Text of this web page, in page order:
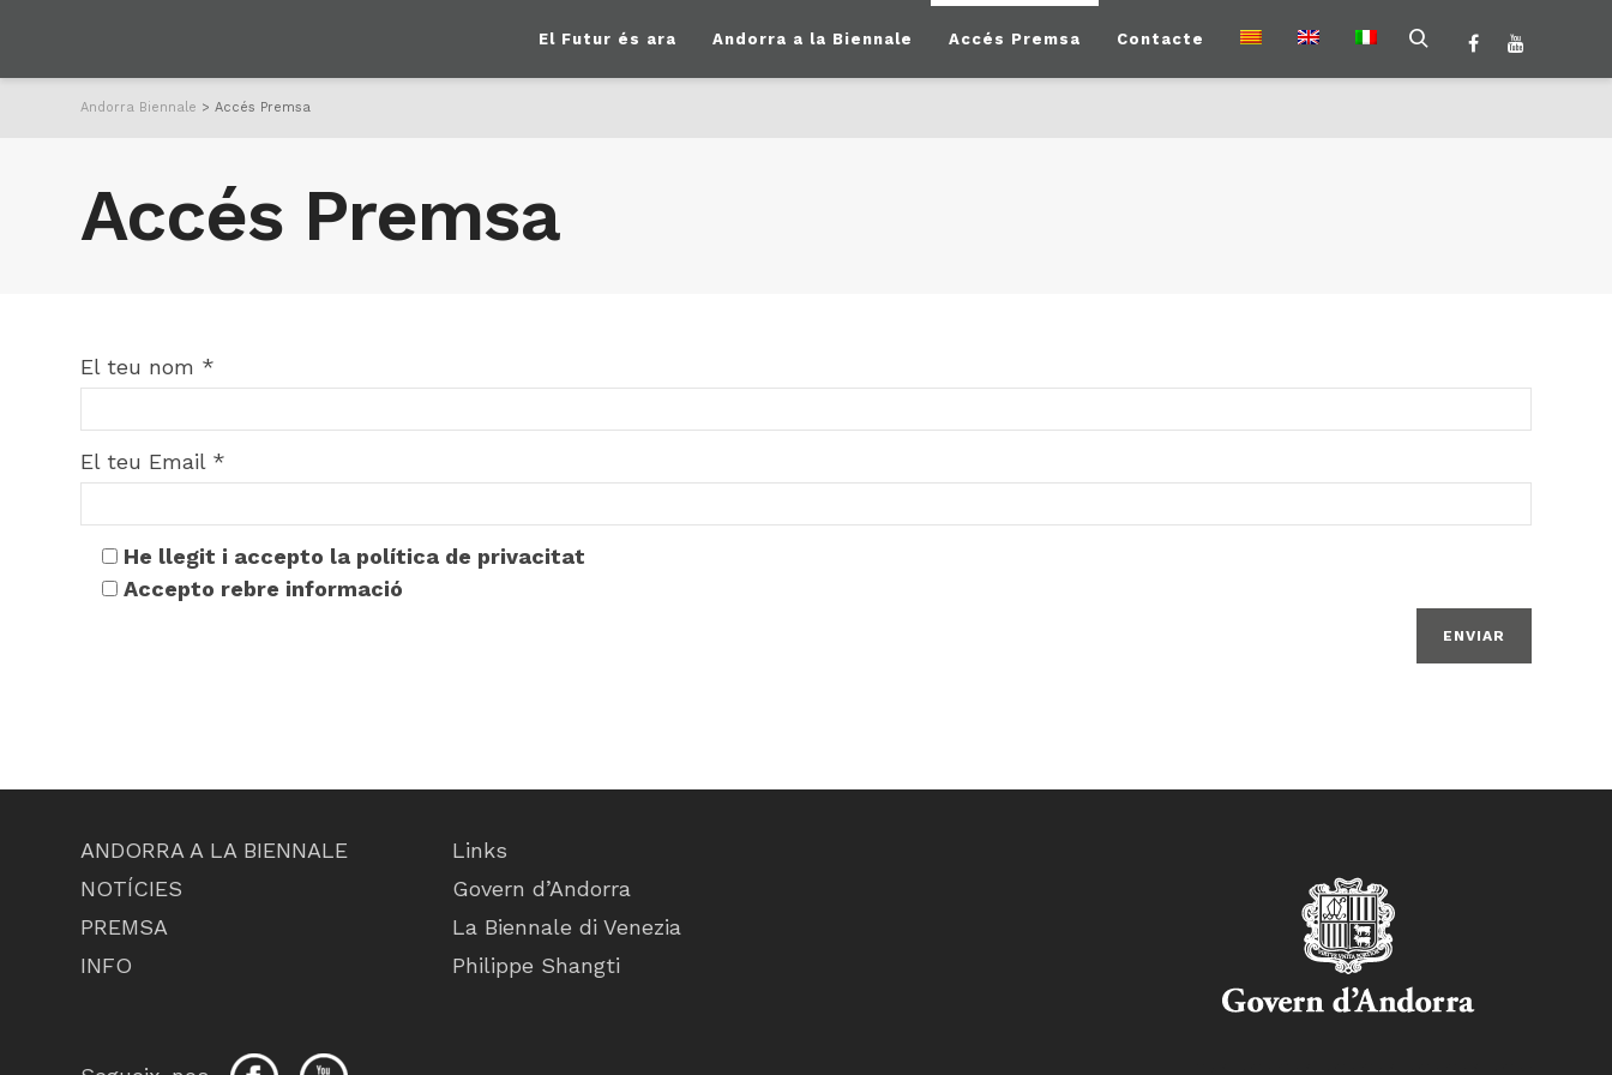
El Futur és ara Andorra a la Biennale Accés Premsa Contacte
Andorra Biennale > Accés Premsa
Accés Premsa
El teu nom *
El teu Email *
He llegit i accepto la política de privacitat
Accepto rebre informació
ANDORRA A LA BIENNALE
NOTÍCIES
PREMSA
INFO
Links
Govern d’Andorra
La Biennale di Venezia
Philippe Shangti